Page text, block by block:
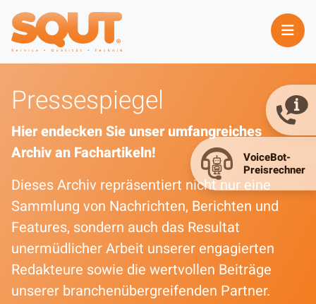
Pressespiegel
Hier endecken Sie unser umfangreiches
Archiv an Fachartikeln!
Dieses Archiv repräsentiert nicht nur eine
Sammlung von Nachrichten, Berichten und
Features, sondern auch das Resultat
unermüdlicher Arbeit unserer engagierten
Redakteure sowie die wertvollen Beiträge
unserer branchenübergreifenden Partner.